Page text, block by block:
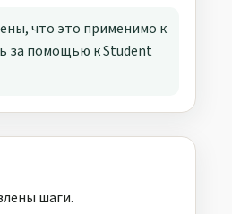
что это применимо к
за помощью к Student
шаги.